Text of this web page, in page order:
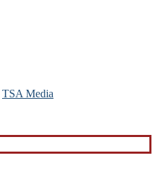
TSA Media